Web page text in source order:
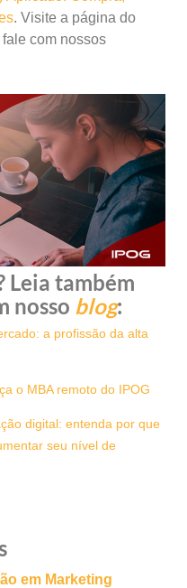
. Visite a página do
com nossos
Leia também
nosso blog:
a profissão da alta
o MBA remoto do IPOG
digital: entenda por que
seu nível de
em Marketing